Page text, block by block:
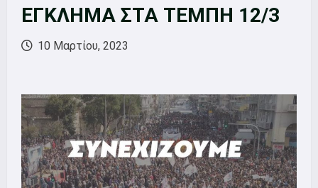
ΕΓΚΛΗΜΑ ΣΤΑ ΤΕΜΠΗ 12/3
10 Μαρτίου, 2023